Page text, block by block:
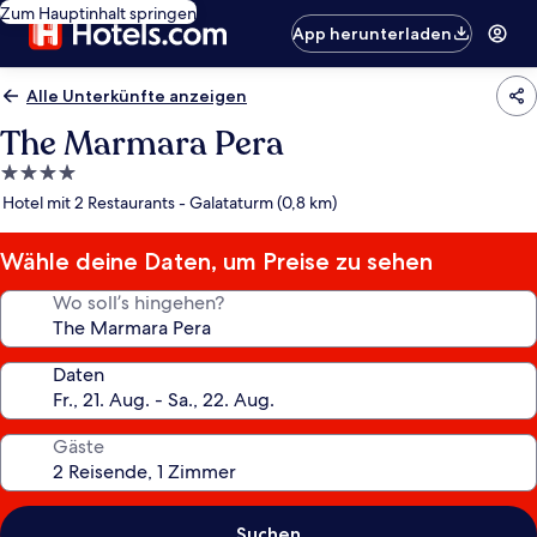
Zum Hauptinhalt springen
App herunterladen
Alle Unterkünfte anzeigen
The Marmara Pera
4.0-
Sterne-
Hotel mit 2 Restaurants - Galataturm (0,8 km)
Wähle deine Daten, um Preise zu sehen
Wo soll’s hingehen?
Daten
Gäste